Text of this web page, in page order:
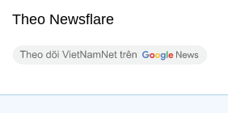
Theo Newsflare